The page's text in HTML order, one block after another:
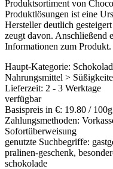
Produktsortiment von
Produktlösungen ist eine
Hersteller deutlich
zeugt davon. Anschließend
Informationen zum Produkt.
Haupt-Kategorie:
Nahrungsmittel >
Lieferzeit: 2 - 3 Werktage
verfügbar
Basispreis in €: 19.80 / 100g
Zahlungsmethoden:
Sofortüberweisung
genutzte Suchbegriffe:
pralinen-geschenk,
schokolade